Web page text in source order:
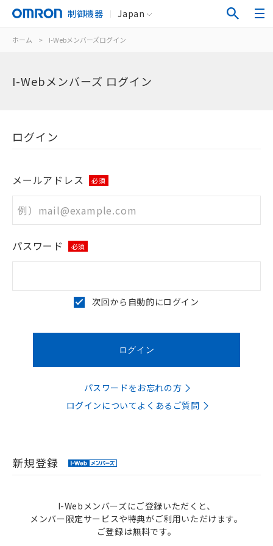
制御機器 Japan
ホーム > I-Webメンバーズログイン
I-Webメンバーズ ログイン
ログイン
メールアドレス 必須
パスワード 必須
次回から自動的にログイン
パスワードをお忘れの方
ログインについてよくあるご質問
新規登録
I-Webメンバーズにご登録いただくと、
メンバー限定サービスや特典がご利用いただけます。
ご登録は無料です。